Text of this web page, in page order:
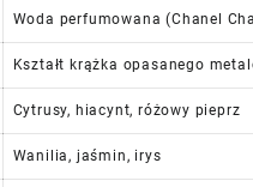
Woda perfumowana (Chanel
Kształt krążka opasanego
Cytrusy, hiacynt, różowy pieprz
Wanilia, jaśmin, irys